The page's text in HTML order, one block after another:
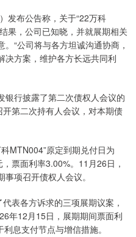
布公告称，关于“22万科
果，公司已知晓，并就展期相关
“公司将与各方坦诚沟通协商，
决方案，维护各方长远共同利
行披露了第二次债权人会议的
第二次持有人会议，对本期债
MTN004”原定到期兑付日为
票面利率3.00%。11月26日，
项召开债权人会议。
各方诉求的三项展期议案，
年12月15日，展期期间票面利
息支付节点与增信措施。